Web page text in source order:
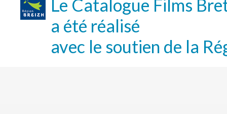
Le Catalogue Films
a été réalisé
avec le soutien de la